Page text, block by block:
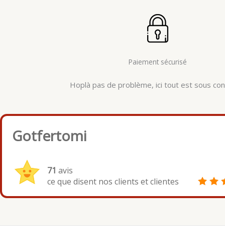
Paiement sécurisé
Hoplà pas de problème, ici tout est sous
Gotfertomi
71 avis
ce que disent nos clients et clientes